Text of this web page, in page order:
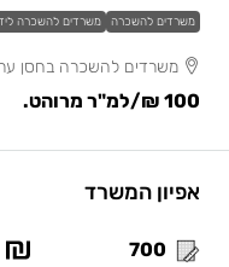
משרדים להשכרה משרדים להשכרה
משרדים להשכרה בחסן
100 ₪ /למ"ר מרוהט.
אפיון המשרד
700